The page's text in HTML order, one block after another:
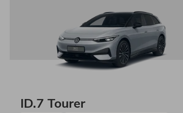
ID.7 Tourer